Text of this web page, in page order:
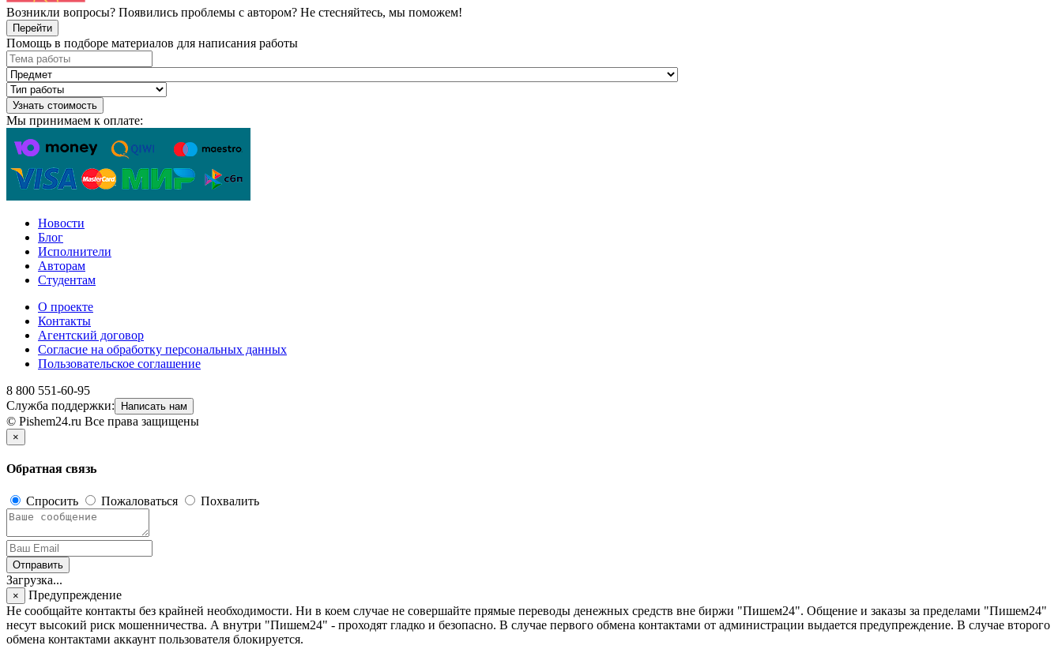
Возникли вопросы? Появились проблемы с автором? Не стесняйтесь, мы поможем!
Перейти
Помощь в подборе материалов для написания работы
Узнать стоимость
Мы принимаем к оплате:
Новости
Блог
Исполнители
Авторам
Студентам
О проекте
Контакты
Агентский договор
Согласие на обработку персональных данных
Пользовательское соглашение
8 800 551-60-95
Служба поддержки:
Написать нам
© Pishem24.ru Все права защищены
×
Обратная связь
Спросить Пожаловаться Похвалить
Отправить
Загрузка...
×
Предупреждение
Не сообщайте контакты без крайней необходимости. Ни в коем случае не совершайте прямые переводы денежных средств вне биржи "Пишем24". Общение и заказы за пределами "Пишем24"
несут высокий риск мошенничества. А внутри "Пишем24" - проходят гладко и безопасно. В случае первого обмена контактами от администрации выдается предупреждение. В случае второго
обмена контактами аккаунт пользователя блокируется.